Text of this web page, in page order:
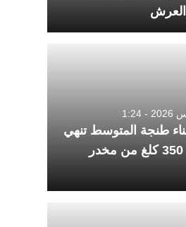
طنجة المتوسط تنهي
محاولة تهريب 350 كلغ من مخدر